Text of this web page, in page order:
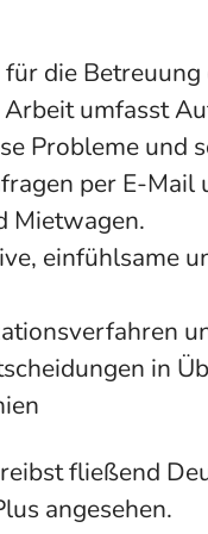
die
umfasst
Probleme und
per E-Mail
Mietwagen.
einfühlsame
in
fließend
angesehen.